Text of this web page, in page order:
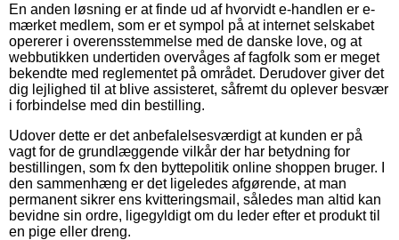
En anden løsning er at finde ud af hvorvidt e-handlen er e-
mærket medlem, som er et sympol på at internet selskabet
opererer i overensstemmelse med de danske love, og at
webbutikken undertiden overvåges af fagfolk som er meget
bekendte med reglementet på området. Derudover giver det
dig lejlighed til at blive assisteret, såfremt du oplever besvær
i forbindelse med din bestilling.
Udover dette er det anbefalelsesværdigt at kunden er på
vagt for de grundlæggende vilkår der har betydning for
bestillingen, som fx den byttepolitik online shoppen bruger. I
den sammenhæng er det ligeledes afgørende, at man
permanent sikrer ens kvitteringsmail, således man altid kan
bevidne sin ordre, ligegyldigt om du leder efter et produkt til
en pige eller dreng.